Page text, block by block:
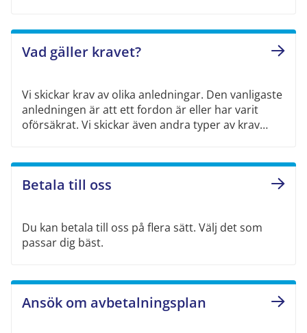
Vad gäller kravet?
Vi skickar krav av olika anledningar. Den vanligaste
anledningen är att ett fordon är eller har varit
oförsäkrat. Vi skickar även andra typer av krav
Betala till oss
Du kan betala till oss på flera sätt. Välj det som
passar dig bäst.
Ansök om avbetalningsplan